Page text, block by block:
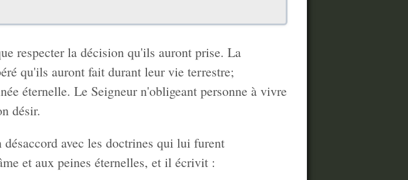
respecter la décision qu'ils auront prise. La
qu'ils auront fait durant leur vie terrestre;
éternelle. Le Seigneur n'obligeant personne à vivre
désir.
avec les doctrines qui lui furent
et aux peines éternelles, et il écrivit :